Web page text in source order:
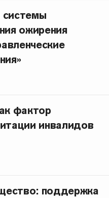
системы
ожирения
фактор
инвалидов
поддержка